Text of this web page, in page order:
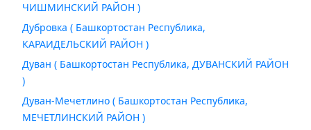
ЧИШМИНСКИЙ РАЙОН )
Дубровка ( Башкортостан Республика,
КАРАИДЕЛЬСКИЙ РАЙОН )
Дуван ( Башкортостан Республика, ДУВАНСКИЙ РАЙОН
)
Дуван-Мечетлино ( Башкортостан Республика,
МЕЧЕТЛИНСКИЙ РАЙОН )